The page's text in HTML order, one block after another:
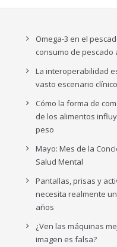
Omega-3 en el
consumo de pescado
La interoperabilidad
vasto escenario clínico
Cómo la forma de
de los alimentos
peso
Mayo: Mes de la
Salud Mental
Pantallas, prisas y
necesita realmente
años
¿Ven las máquinas
imagen es falsa?